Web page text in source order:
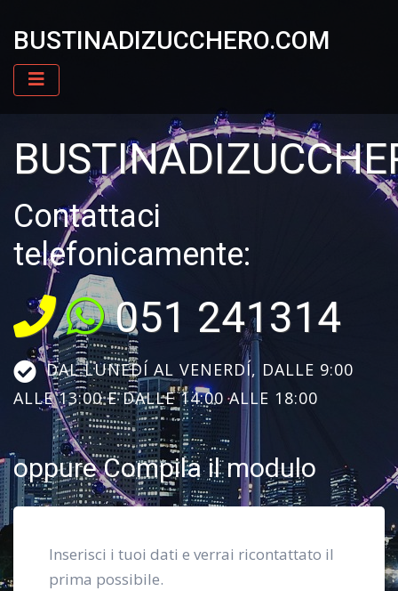
BUSTINADIZUCCHERO.COM
Contattaci
telefonicamente:
051 241314
DAL LUNEDÍ AL VENERDÍ, DALLE 9:00
ALLE 13:00 E DALLE 14:00 ALLE 18:00
oppure Compila il modulo
Inserisci i tuoi dati e verrai ricontattato il
prima possibile.